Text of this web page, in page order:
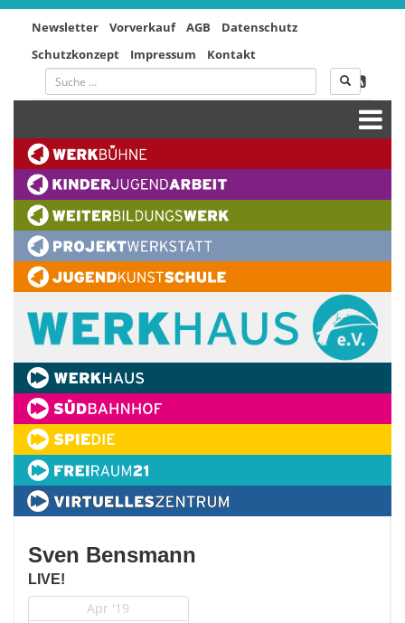
Newsletter Vorverkauf AGB
Datenschutz
Schutzkonzept
Impressum Kontakt
Sven Bensmann
LIVE!
Apr '19